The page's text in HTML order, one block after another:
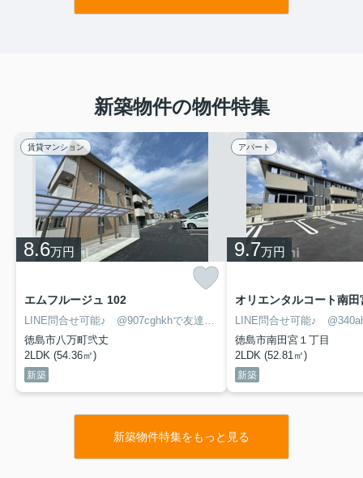
新築物件の物件特集
賃貸マンション
8.6万円
エムフルージュ 102
LINE問合せ可能♪ @907cghkhで友達検索して下さい
徳島市八万町弐丈
2LDK (54.36㎡)
新築
アパート
9.7万円
オリエンタルコート南田
徳島市南田宮１丁目
2LDK (52.81㎡)
新築
新築物件特集をもっと見る